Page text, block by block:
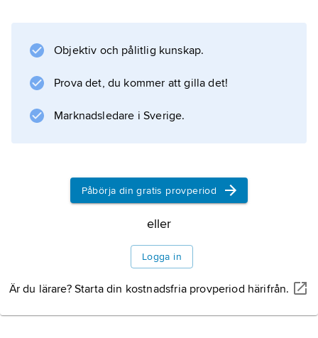
producenterna erbjöds areal- och djurbidrag
som byggde på kompensation för förlorade
mera. Reformen utformades för att passa de
Information om artikeln
Objektiv och pålitlig kunskap.
Prova det, du kommer att gilla det!
Marknadsledare i Sverige.
Påbörja din gratis provperiod
eller
Logga in
Är du lärare? Starta din kostnadsfria provperiod härifrån.